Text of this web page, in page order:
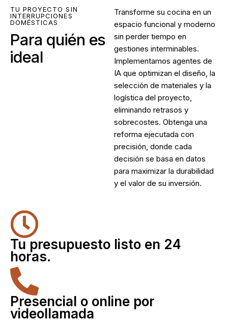
TU PROYECTO SIN
INTERRUPCIONES
DOMÉSTICAS
Para quién es
ideal
Transforme su cocina en un
espacio funcional y moderno
sin perder tiempo en
gestiones interminables.
Implementamos agentes de
IA que optimizan el diseño, la
selección de materiales y la
logística del proyecto,
eliminando retrasos y
sobrecostes. Obtenga una
reforma ejecutada con
precisión, donde cada
decisión se basa en datos
para maximizar la durabilidad
y el valor de su inversión.
Tu presupuesto listo en 24
horas.
Presencial o online por
videollamada